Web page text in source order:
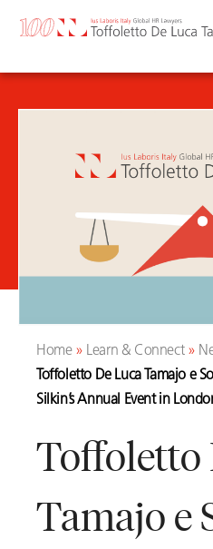
Home» Learn & Connect»
Toffoletto De Luca Tamajo e
Silkin’s Annual Event in
Toffoletto
Tamajo e